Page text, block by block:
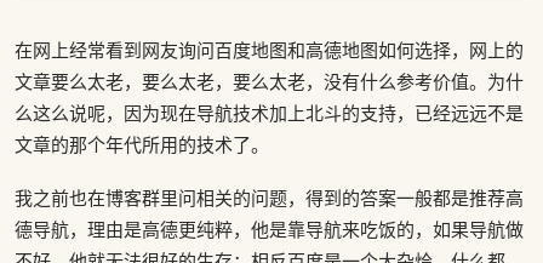
在网上经常看到网友询问百度地图和高德地图如何选择，网上的
文章要么太老，要么太老，要么太老，没有什么参考价值。为什
么这么说呢，因为现在导航技术加上北斗的支持，已经远远不是
文章的那个年代所用的技术了。
我之前也在博客群里问相关的问题，得到的答案一般都是推荐高
德导航，理由是高德更纯粹，他是靠导航来吃饭的，如果导航做